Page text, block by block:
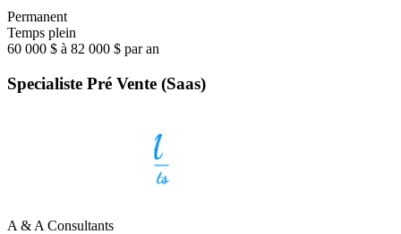
Permanent
Temps plein
60 000 $ à 82 000 $ par an
Specialiste Pré Vente (Saas)
A & A Consultants